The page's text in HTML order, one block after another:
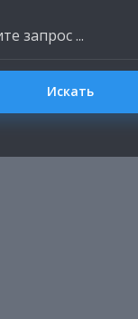
Искать